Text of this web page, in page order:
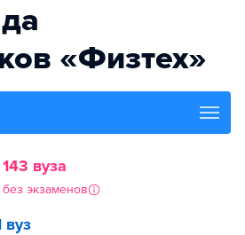
«Физтех»
143 вуза
без экзаменов
вуз